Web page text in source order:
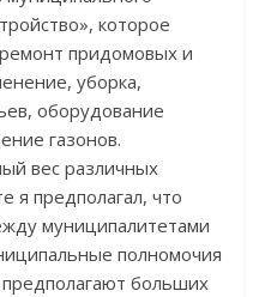
которое
придомовых и
уборка,
оборудование
газонов.
вес различных
я предполагал, что
муниципалитетами
полномочия
предполагают больших